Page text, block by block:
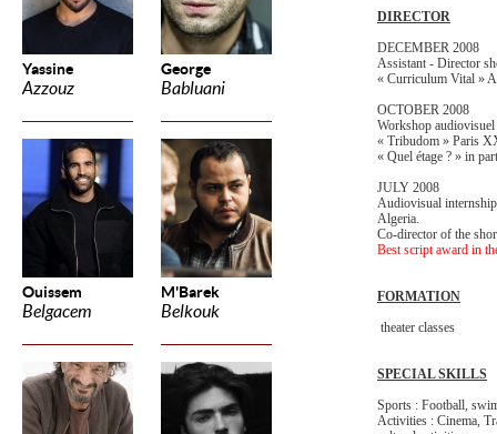
Yassine
Azzouz
George
Babluani
Ouissem
Belgacem
M'Barek
Belkouk
DIRECTOR
DECEMBER 2008
Assistant - Director
« Curriculum Vital »
OCTOBER 2008
Workshop
« Tribudom » Paris
« Quel étage ? » in
JULY 2008
Audiovisual
Algeria.
Co-director of the
Best script award in
FORMATION
theater classes
SPECIAL SKILLS
Sports : Football,
Activities : Cinema,